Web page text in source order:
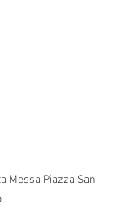
Messa Piazza San